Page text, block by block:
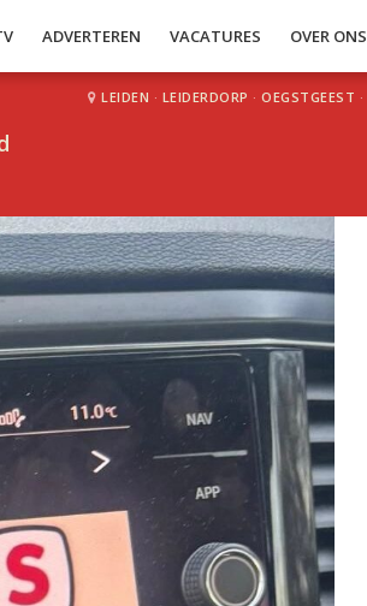
ADVERTEREN VACATURES OVER ONS
LEIDEN · LEIDERDORP · OEGSTGEEST ·